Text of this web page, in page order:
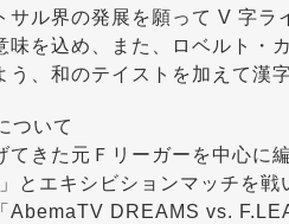
サル界の発展を願って V 字
味を込め、また、ロベルト・
う、和のテイストを加えて漢
ついて
きた元Ｆリーガーを中心に編
とエキシビションマッチを戦
AbemaTV DREAMS vs.